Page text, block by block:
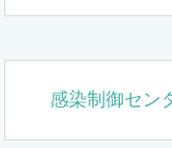
感染制御セン